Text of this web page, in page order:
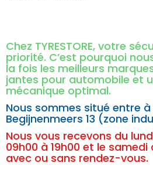
Chez TYRESTORE, votre
priorité. C’est pourquoi
la fois les meilleurs
jantes pour automobile et
mécanique optimal.
Nous sommes situé entre à
Begijnenmeers 13 (zone
Nous vous recevons du
09h00 à 19h00 et le samedi
avec ou sans rendez-vous.